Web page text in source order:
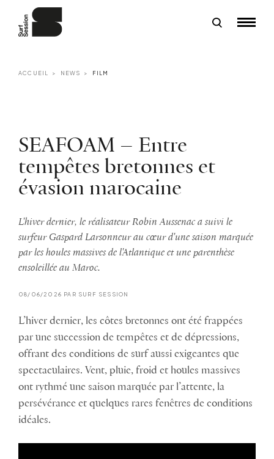
ACCUEIL NEWS FILM
SEAFOAM – Entre
tempêtes bretonnes et
évasion marocaine
L'hiver dernier, le réalisateur Robin Aussenac a suivi le
surfeur Gaspard Larsonneur au cœur d'une saison marquée
par les houles massives de l'Atlantique et une parenthèse
ensoleillée au Maroc.
08/06/2026 PAR SURF SESSION
L’hiver dernier, les côtes bretonnes ont été frappées
par une succession de tempêtes et de dépressions,
offrant des conditions de surf aussi exigeantes que
spectaculaires. Vent, pluie, froid et houles massives
ont rythmé une saison marquée par l’attente, la
persévérance et quelques rares fenêtres de conditions
idéales.